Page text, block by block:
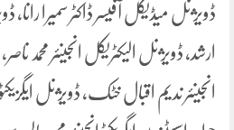
ڈویژنل میڈیکل آفیسر ڈاکٹر سمیرا رانا،
ارشد، ڈویژنل الیکٹریکل انجینئر محمد
انجینئر ندیم اقبال خٹک، ڈویژنل